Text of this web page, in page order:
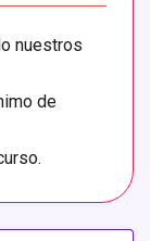
nuestros
de